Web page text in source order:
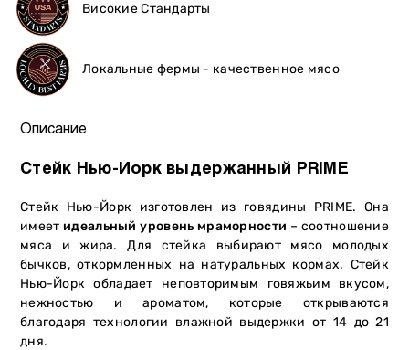
Високие Стандарты
Локальные фермы - качественное мясо
Описание
Стейк Нью-Йорк выдержанный PRIME
Стейк Нью-Йорк изготовлен из говядины PRIME. Она
имеет идеальный уровень мраморности – соотношение
мяса и жира. Для стейка выбирают мясо молодых
бычков, откормленных на натуральных кормах. Стейк
Нью-Йорк обладает неповторимым говяжьим вкусом,
нежностью и ароматом, которые открываются
благодаря технологии влажной выдержки от 14 до 21
дня.